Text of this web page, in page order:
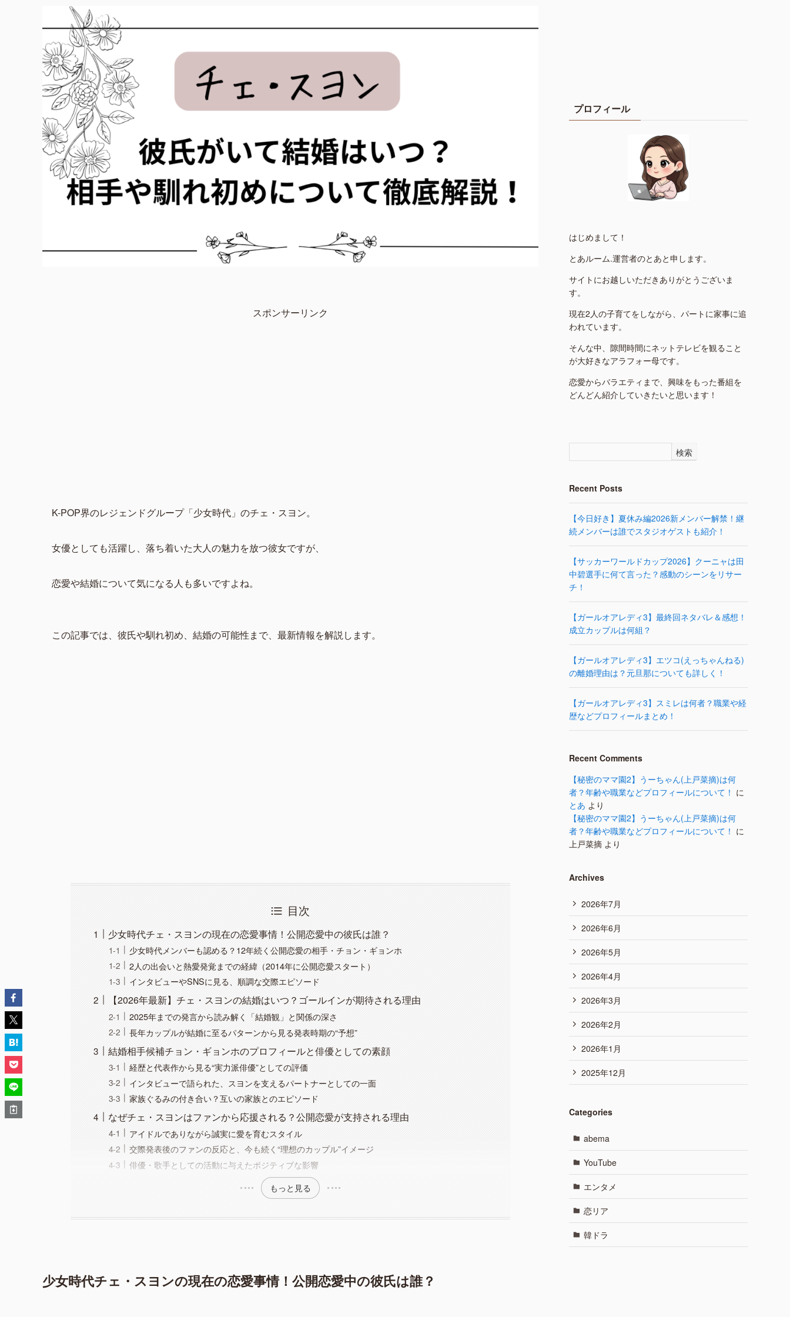
スポンサーリンク
K-POP界のレジェンドグループ「少女時代」のチェ・スヨン。
女優としても活躍し、落ち着いた大人の魅力を放つ彼女ですが、
恋愛や結婚について気になる人も多いですよね。
この記事では、彼氏や馴れ初め、結婚の可能性まで、最新情報を解説します。
目次
少女時代チェ・スヨンの現在の恋愛事情！公開恋愛中の彼氏は誰？
少女時代メンバーも認める？12年続く公開恋愛の相手・チョン・ギョンホ
2人の出会いと熱愛発覚までの経緯（2014年に公開恋愛スタート）
インタビューやSNSに見る、順調な交際エピソード
【2026年最新】チェ・スヨンの結婚はいつ？ゴールインが期待される理由
2025年までの発言から読み解く「結婚観」と関係の深さ
長年カップルが結婚に至るパターンから見る発表時期の“予想”
結婚相手候補チョン・ギョンホのプロフィールと俳優としての素顔
経歴と代表作から見る“実力派俳優”としての評価
インタビューで語られた、スヨンを支えるパートナーとしての一面
家族ぐるみの付き合い？互いの家族とのエピソード
なぜチェ・スヨンはファンから応援される？公開恋愛が支持される理由
アイドルでありながら誠実に愛を育むスタイル
交際発表後のファンの反応と、今も続く“理想のカップル”イメージ
俳優・歌手としての活動に与えたポジティブな影響
もっと見る
少女時代チェ・スヨンの現在の恋愛事情！公開恋愛中の彼氏は誰？
プロフィール
はじめまして！
とあルーム.運営者のとあと申します。
サイトにお越しいただきありがとうございま
す。
現在2人の子育てをしながら、パートに家事に追
われています。
そんな中、隙間時間にネットテレビを観ること
が大好きなアラフォー母です。
恋愛からバラエティまで、興味をもった番組を
どんどん紹介していきたいと思います！
検索
Recent Posts
【今日好き】夏休み編2026新メンバー解禁！継
続メンバーは誰でスタジオゲストも紹介！
【サッカーワールドカップ2026】クーニャは田
中碧選手に何て言った？感動のシーンをリサー
チ！
【ガールオアレディ3】最終回ネタバレ＆感想！
成立カップルは何組？
【ガールオアレディ3】エツコ(えっちゃんねる)
の離婚理由は？元旦那についても詳しく！
【ガールオアレディ3】スミレは何者？職業や経
歴などプロフィールまとめ！
Recent Comments
【秘密のママ園2】うーちゃん(上戸菜摘)は何
者？年齢や職業などプロフィールについて！ に
とあ より
【秘密のママ園2】うーちゃん(上戸菜摘)は何
者？年齢や職業などプロフィールについて！ に
上戸菜摘 より
Archives
2026年7月
2026年6月
2026年5月
2026年4月
2026年3月
2026年2月
2026年1月
2025年12月
Categories
abema
YouTube
エンタメ
恋リア
韓ドラ